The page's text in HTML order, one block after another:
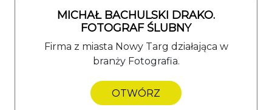
MICHAŁ BACHULSKI DRAKO.
FOTOGRAF ŚLUBNY
Firma z miasta Nowy Targ działająca w
branży Fotografia.
OTWÓRZ